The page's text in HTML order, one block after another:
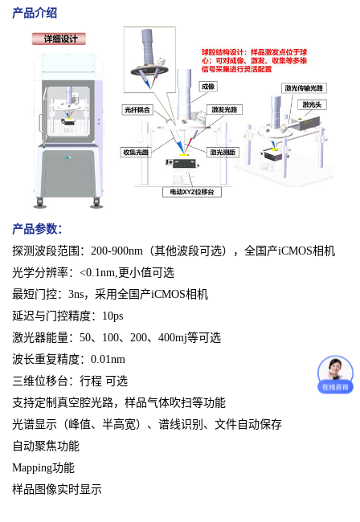
产品介绍
产品参数：
探测波段范围：200-900nm（其他波段可选），全国产iCMOS相机
光学分辨率：<0.1nm,更小值可选
最短门控：3ns，采用全国产iCMOS相机
延迟与门控精度：10ps
激光器能量：50、100、200、400mj等可选
波长重复精度：0.01nm
三维位移台：行程 可选
支持定制真空腔光路，样品气体吹扫等功能
光谱显示（峰值、半高宽）、谱线识别、文件自动保存
自动聚焦功能
Mapping功能
样品图像实时显示